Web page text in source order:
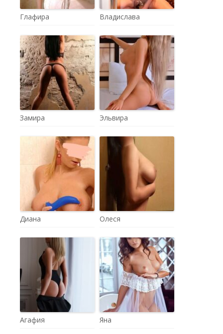
Глафира Владислава
Замира Эльвира
Диана Олеся
Агафия Яна